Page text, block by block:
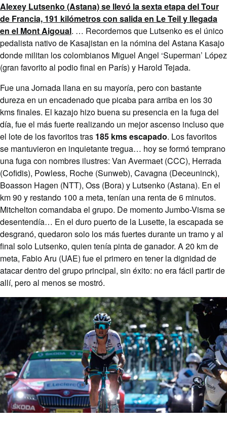
Alexey Lutsenko (Astana) se llevó la sexta etapa del Tour
de Francia, 191 kilómetros con salida en Le Teil y llegada
en el Mont Aigoual. … Recordemos que Lutsenko es el único
pedalista nativo de Kasajistan en la nómina del Astana Kasajo
donde militan los colombianos Miguel Angel ‘Superman’ López
(gran favorito al podio final en París) y Harold Tejada.
Fue una Jornada llana en su mayoría, pero con bastante
dureza en un encadenado que picaba para arriba en los 30
kms finales. El kazajo hizo buena su presencia en la fuga del
día, fue el más fuerte realizando un mejor ascenso incluso que
el lote de los favoritos tras 185 kms escapado. Los favoritos
se mantuvieron en inquietante tregua… hoy se formó temprano
una fuga con nombres ilustres: Van Avermaet (CCC), Herrada
(Cofidis), Powless, Roche (Sunweb), Cavagna (Deceuninck),
Boasson Hagen (NTT), Oss (Bora) y Lutsenko (Astana). En el
km 90 y restando 100 a meta, tenían una renta de 6 minutos.
Mitchelton comandaba el grupo. De momento Jumbo-Visma se
desentendía… En el duro puerto de la Lusette, la escapada se
desgranó, quedaron solo los más fuertes durante un tramo y al
final solo Lutsenko, quien tenía pinta de ganador. A 20 km de
meta, Fabio Aru (UAE) fue el primero en tener la dignidad de
atacar dentro del grupo principal, sin éxito: no era fácil partir de
allí, pero al menos se mostró.